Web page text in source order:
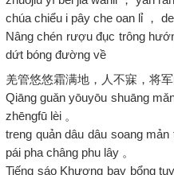
chúa chiểu i pây che oan lỉ ，
Nâng chén rượu đục trông
dứt bóng đường về
羌管悠悠霜满地，人不寐，将军
Qiāng guǎn yōuyōu shuāng
zhēngfū lèi 。
treng quản dâu dâu soang
pái pha châng phu lây 。
Tiếng sáo Khương bay bổng